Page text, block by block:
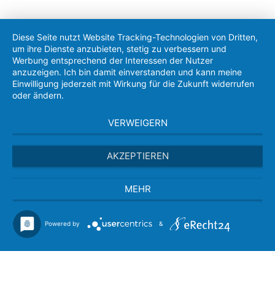
Diese Seite nutzt Website Tracking-Technologien von Dritten,
um ihre Dienste anzubieten, stetig zu verbessern und
Werbung entsprechend der Interessen der Nutzer
anzuzeigen. Ich bin damit einverstanden und kann meine
Einwilligung jederzeit mit Wirkung für die Zukunft widerrufen
oder ändern.
VERWEIGERN
AKZEPTIEREN
MEHR
Powered by &